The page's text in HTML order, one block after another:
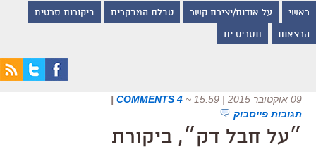
ראשי על אודות/יצירת קשר טבלת המבקרים ביקורות סרטים
הרצאות תסריט.ים
09 אוקטובר 2015 | 15:59 ~
4 COMMENTS
|
תגובות פייסבוק
״על חבל דק״, ביקורת